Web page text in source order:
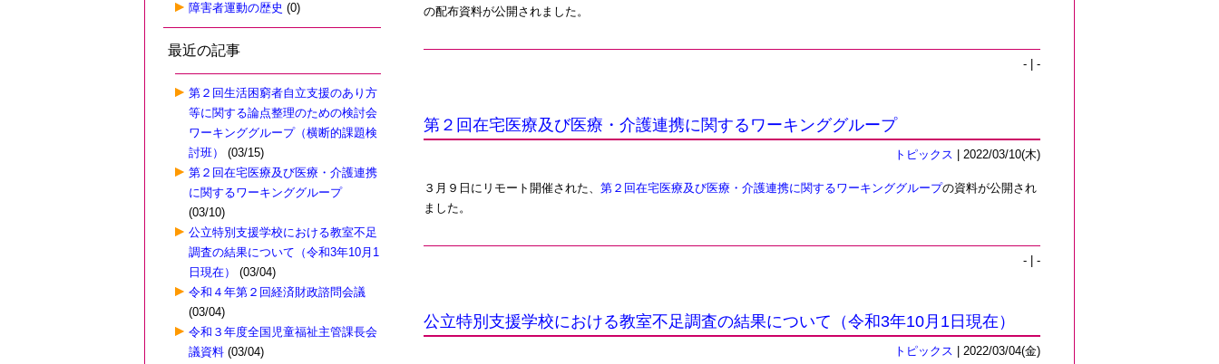
障害者運動の歴史 (0)
最近の記事
第２回生活困窮者自立支援のあり方
等に関する論点整理のための検討会
ワーキンググループ（横断的課題検
討班）
(03/15)
第２回在宅医療及び医療・介護連携
に関するワーキンググループ
(03/10)
公立特別支援学校における教室不足
調査の結果について（令和3年10月1
日現在）
(03/04)
令和４年第２回経済財政諮問会議
(03/04)
令和３年度全国児童福祉主管課長会
議資料 (03/04)
の配布資料が公開されました。
- | -
第２回在宅医療及び医療・介護連携に関するワーキンググループ
トピックス | 2022/03/10(木)
３月９日にリモート開催された、 第２回在宅医療及び医療・介護連携に関するワーキンググループの資料が公開され
ました。
- | -
公立特別支援学校における教室不足調査の結果について（令和3年10月1日現在）
トピックス | 2022/03/04(金)